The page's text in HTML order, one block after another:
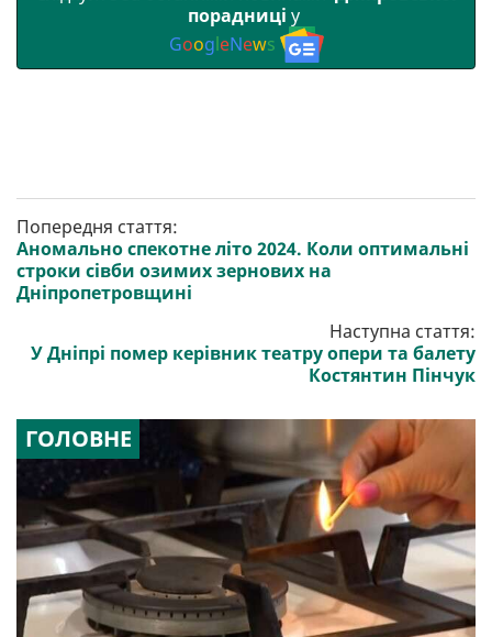
порадниці у
GoogleNews
Попередня стаття:
Аномально спекотне літо 2024. Коли оптимальні
строки сівби озимих зернових на
Дніпропетровщині
Наступна стаття:
У Дніпрі помер керівник театру опери та балету
Костянтин Пінчук
ГОЛОВНЕ